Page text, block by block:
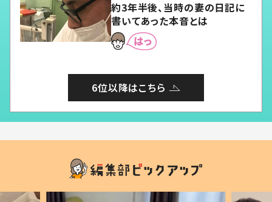
約3年半後、当時の妻の日記に
書いてあった本音とは
6位以降はこちら